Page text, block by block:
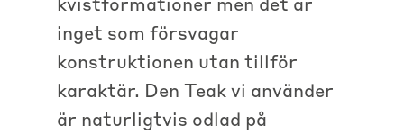
inget som försvagar
konstruktionen utan tillför
karaktär. Den Teak vi använder
är naturligtvis odlad på